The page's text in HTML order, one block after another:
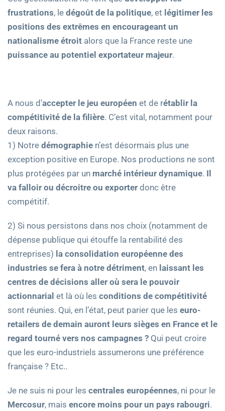
frustrations, le dégoût de la politique, et légitimer les
positions des extrêmes en encourageant un
nationalisme étroit alors que la France reste une
puissance au potentiel exportateur majeur.
A nous d’accepter le jeu européen et de rétablir la
compétitivité de la filière. C’est vital, notamment pour
deux raisons.
1) Notre démographie n’est désormais plus une
exception positive en Europe. Nos productions ne sont
plus protégées par un marché intérieur dynamique. Il
va falloir ou décroitre ou exporter donc être
compétitif.
2) Si nous persistons dans nos choix (notamment de
dépense publique qui étouffe la rentabilité des
entreprises) la consolidation européenne des
industries se fera à notre détriment, en laissant les
centres de décisions aller où sera le pouvoir
actionnarial et là où les conditions de compétitivité
sont réunies. Qui, en l’état, peut parier que les euro-
retailers de demain auront leurs sièges en France et le
regard tourné vers nos campagnes ? Qui peut croire
que les euro-industriels assumerons une préférence
française ? Etc..
Je ne suis ni pour les centrales européennes, ni pour le
Mercosur, mais encore moins pour un pays rabougri.